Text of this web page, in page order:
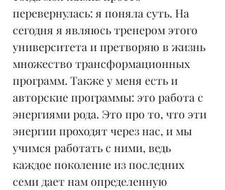
перевернулась: я поняла суть. На
сегодня я являюсь тренером этого
университета и претворяю в жизнь
множество трансформационных
программ. Также у меня есть и
авторские программы: это работа с
энергиями рода. Это про то, что эти
энергии проходят через нас, и мы
учимся работать с ними, ведь
каждое поколение из последних
семи дает нам определенную